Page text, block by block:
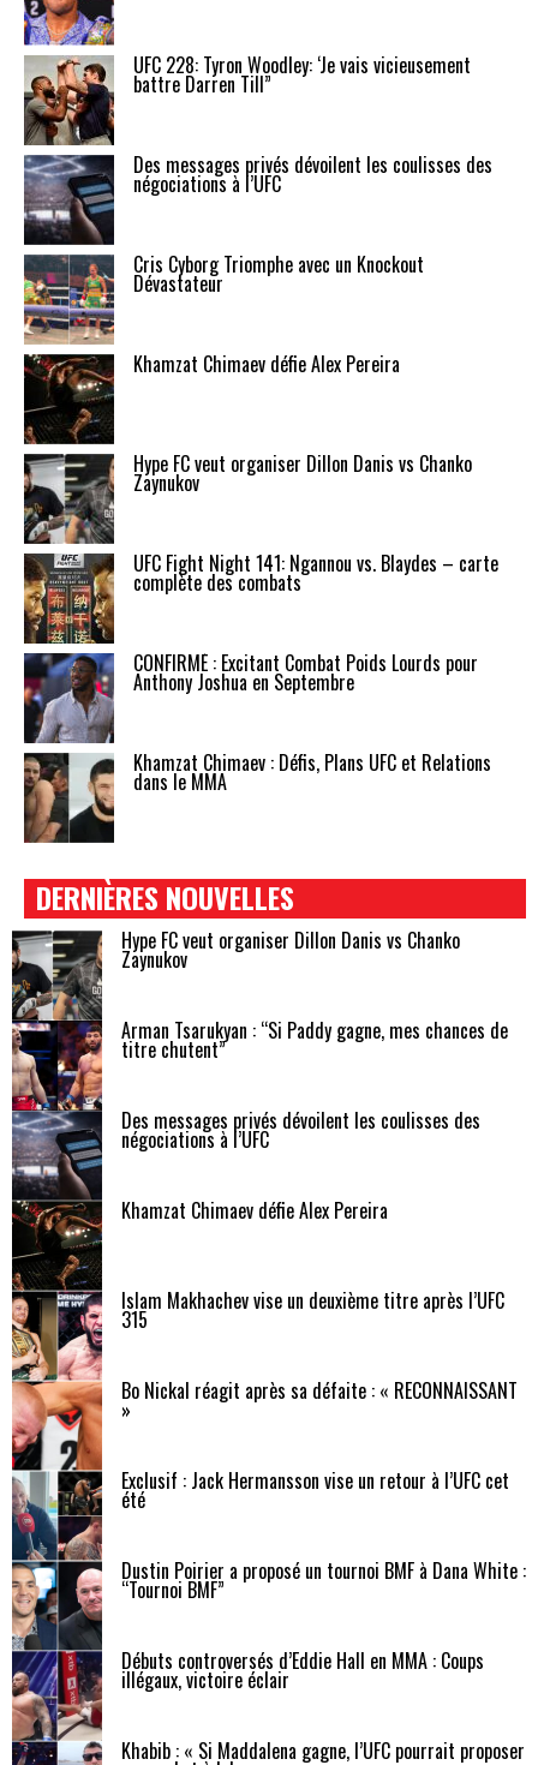
UFC 228: Tyron Woodley: ‘Je vais vicieusement
battre Darren Till”
Des messages privés dévoilent les coulisses des
négociations à l’UFC
Cris Cyborg Triomphe avec un Knockout
Dévastateur
Khamzat Chimaev défie Alex Pereira
Hype FC veut organiser Dillon Danis vs Chanko
Zaynukov
UFC Fight Night 141: Ngannou vs. Blaydes – carte
complète des combats
CONFIRMÉ : Excitant Combat Poids Lourds pour
Anthony Joshua en Septembre
Khamzat Chimaev : Défis, Plans UFC et Relations
dans le MMA
DERNIÈRES NOUVELLES
Hype FC veut organiser Dillon Danis vs Chanko
Zaynukov
Arman Tsarukyan : “Si Paddy gagne, mes chances de
titre chutent”
Des messages privés dévoilent les coulisses des
négociations à l’UFC
Khamzat Chimaev défie Alex Pereira
Islam Makhachev vise un deuxième titre après l’UFC
315
Bo Nickal réagit après sa défaite : « RECONNAISSANT
»
Exclusif : Jack Hermansson vise un retour à l’UFC cet
été
Dustin Poirier a proposé un tournoi BMF à Dana White :
“Tournoi BMF”
Débuts controversés d’Eddie Hall en MMA : Coups
illégaux, victoire éclair
Khabib : « Si Maddalena gagne, l’UFC pourrait proposer